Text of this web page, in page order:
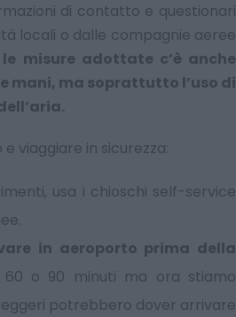
di contatto e questionari
locali o dalle compagnie aeree
le misure adottate c’è anche
mani, ma soprattutto l’uso di
viaggiare in sicurezza:
usa i chioschi self-service
in aeroporto prima della
60 o 90 minuti ma ora stiamo
potrebbero dover arrivare